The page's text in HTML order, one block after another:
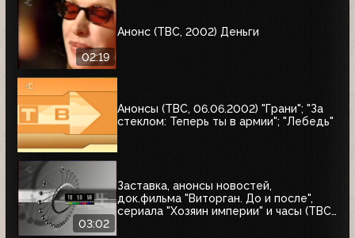
02:19
Анонс (ТВС, 2002) Деньги
Анонсы (ТВС, 06.06.2002) "Грани"; "За
стеклом: Теперь ты в армии"; "Лебедь"
03:02
Заставка, анонсы новостей,
док.фильма "Виторган. До и после",
сериала "Хозяин империи" и часы (ТВС,